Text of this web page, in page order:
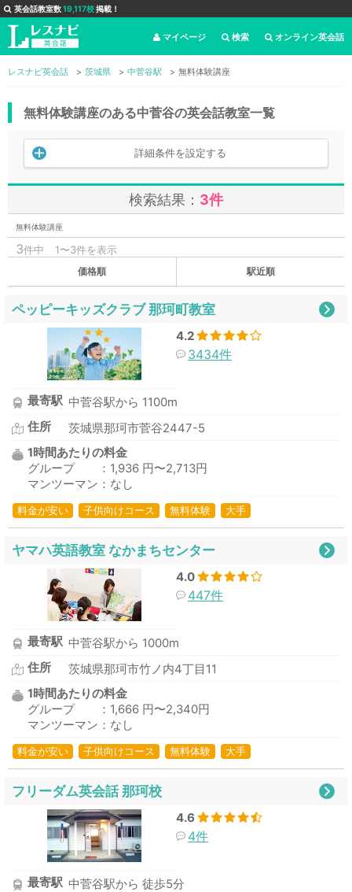
英会話教室数19,117校掲載！
オンライン英会話
検索
マイページ
レスナビ英会話 茨城県 中菅谷駅 無料体験講座
無料体験講座のある中菅谷の英会話教室一覧
詳細条件を設定する
検索結果： 3件
無料体験講座
3件中 1〜3件を表示
価格順 駅近順
ペッピーキッズクラブ 那珂町教室
4.2
3434件
最寄駅 中菅谷駅から 1100m
住所
茨城県那珂市菅谷2447-5
1時間あたりの料金
グループ ：1,936 円〜2,713円
マンツーマン：なし
料金が安い 子供向けコース 無料体験 大手
ヤマハ英語教室 なかまちセンター
4.0
447件
最寄駅 中菅谷駅から 1000m
住所
茨城県那珂市竹ノ内4丁目11
1時間あたりの料金
グループ ：1,666 円〜2,340円
マンツーマン：なし
料金が安い 子供向けコース 無料体験 大手
フリーダム英会話 那珂校
4.6
4件
最寄駅 中菅谷駅から 徒歩5分